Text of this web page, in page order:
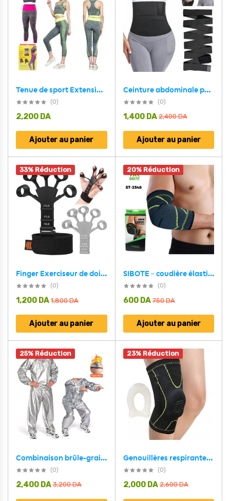
Tenue de sport Extensible 2 Pcs Soutien-G Et Pantalon de Fitness
(0)
2,200 DA
Ajouter au panier
Ceinture abdominale pour l’exercice de perte de poids
(0)
2,400DA
1,400 DA
Ajouter au panier
33% Réduction
Finger Exerciseur de doigts pour l’entraînement physique et renforcement des mains
(0)
1,800DA
1,200 DA
Ajouter au panier
20% Réduction
SIBOTE – coudière élastique, protection, compression
(0)
750DA
600 DA
Ajouter au panier
25% Réduction
Combinaison brûle-graisse Sauna SUIT pour homme et femme en PVC anti-déchirures
(0)
3,200DA
2,400 DA
23% Réduction
Genouillères respirantes avec coussinets en Gel pour la rotule SIBOTE
(0)
2,600DA
2,000 DA